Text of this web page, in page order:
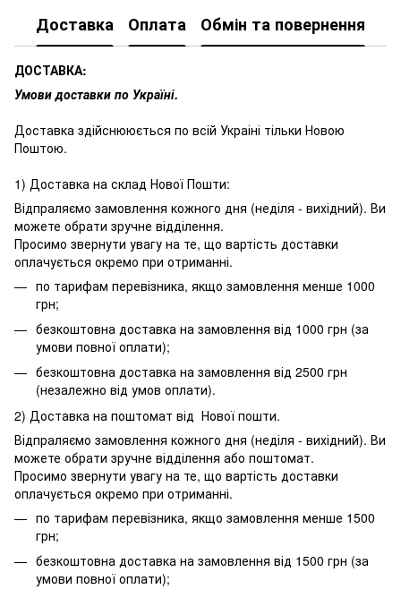
Доставка Оплата Обмін та повернення
ДОСТАВКА:
Умови доставки по Україні.
Доставка здійснююється по всій Украіні тільки Новою
Поштою.
1) Доставка на склад Нової Пошти:
Відпраляємо замовлення кожного дня (неділя - вихідний). Ви
можете обрати зручне відділення.
Просимо звернути увагу на те, що вартість доставки
оплачується окремо при отриманні.
по тарифам перевізника, якщо замовлення менше 1000
грн;
безкоштовна доставка на замовлення від 1000 грн (за
умови повної оплати);
безкоштовна доставка на замовлення від 2500 грн
(незалежно від умов оплати).
2) Доставка на поштомат від Нової пошти.
Відпраляємо замовлення кожного дня (неділя - вихідний). Ви
можете обрати зручне відділення або поштомат.
Просимо звернути увагу на те, що вартість доставки
оплачується окремо при отриманні.
по тарифам перевізника, якщо замовлення менше 1500
грн;
безкоштовна доставка на замовлення від 1500 грн (за
умови повної оплати);